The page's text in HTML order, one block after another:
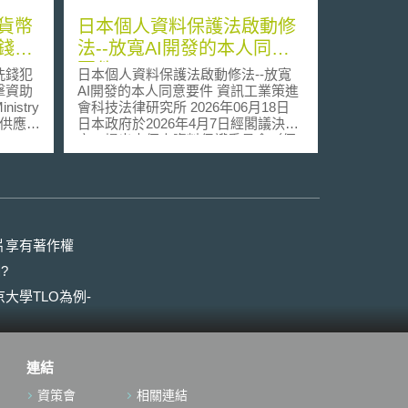
幣
及
犯
資助
應商
效，
供
管錢
芬
遵守
商應
金隔
AML
符合
符合
日本個人資料保護法啟動修
法--放寬AI開發的本人同意
要件
日本個人資料保護法啟動修法--放寬
AI開發的本人同意要件 資訊工業策進
會科技法律研究所 2026年06月18日
日本政府於2026年4月7日經閣議決
定，提出由個人資料保護委員會（個
人情報保護委員会，下稱PPC）研擬
[1]。 壹、背景摘要 日本個資法於
2020年修正時，於附則第10條明定政
資通訊技術進展及個人資料新型應用
開檢討，歷經團體意見聽取、中間整
理意見徵集，並於今年1月9日公布
享有著作權
大學TLO為例-
連結
資策會 相關連結